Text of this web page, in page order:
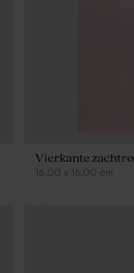
Vierkante
16,00 x 16,00 cm